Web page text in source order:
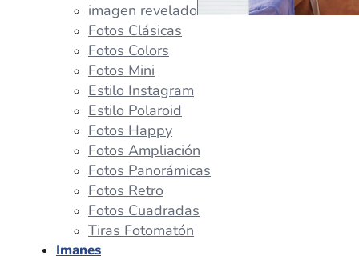
imagen revelado
Fotos Clásicas
Fotos Colors
Fotos Mini
Estilo Instagram
Estilo Polaroid
Fotos Happy
Fotos Ampliación
Fotos Panorámicas
Fotos Retro
Fotos Cuadradas
Tiras Fotomatón
Imanes